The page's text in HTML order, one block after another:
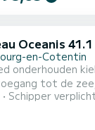
Oceanis 41.1
en-Cotentin
kielboot Ik ga elke
tot de zee,
(barfleur en
Schipper